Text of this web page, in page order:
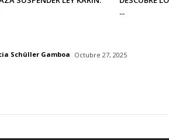
...
Schüller Gamboa Octubre 27, 2025